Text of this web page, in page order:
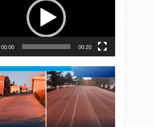
00:00 00:20